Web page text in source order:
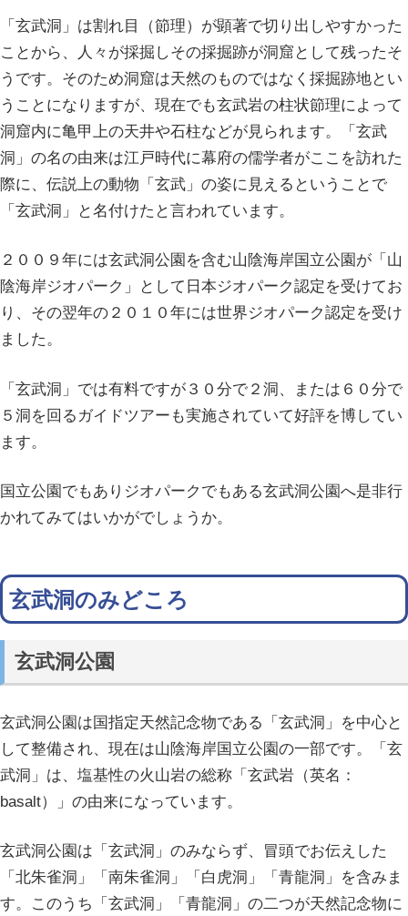
「玄武洞」は割れ目（節理）が顕著で切り出しやすかった
ことから、人々が採掘しその採掘跡が洞窟として残ったそ
うです。そのため洞窟は天然のものではなく採掘跡地とい
うことになりますが、現在でも玄武岩の柱状節理によって
洞窟内に亀甲上の天井や石柱などが見られます。「玄武
洞」の名の由来は江戸時代に幕府の儒学者がここを訪れた
際に、伝説上の動物「玄武」の姿に見えるということで
「玄武洞」と名付けたと言われています。
２００９年には玄武洞公園を含む山陰海岸国立公園が「山
陰海岸ジオパーク」として日本ジオパーク認定を受けてお
り、その翌年の２０１０年には世界ジオパーク認定を受け
ました。
「玄武洞」では有料ですが３０分で２洞、または６０分で
５洞を回るガイドツアーも実施されていて好評を博してい
ます。
国立公園でもありジオパークでもある玄武洞公園へ是非行
かれてみてはいかがでしょうか。
玄武洞のみどころ
玄武洞公園
玄武洞公園は国指定天然記念物である「玄武洞」を中心と
して整備され、現在は山陰海岸国立公園の一部です。「玄
武洞」は、塩基性の火山岩の総称「玄武岩（英名：
basalt）」の由来になっています。
玄武洞公園は「玄武洞」のみならず、冒頭でお伝えした
「北朱雀洞」「南朱雀洞」「白虎洞」「青龍洞」を含みま
す。このうち「玄武洞」「青龍洞」の二つが天然記念物に